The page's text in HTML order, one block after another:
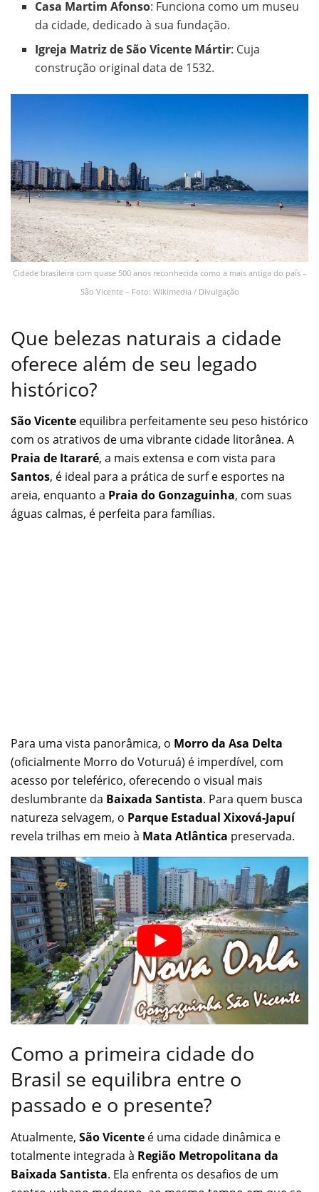
Casa Martim Afonso: Funciona como um museu
da cidade, dedicado à sua fundação.
Igreja Matriz de São Vicente Mártir: Cuja
construção original data de 1532.
Cidade brasileira com quase 500 anos reconhecida como a mais antiga do país –
São Vicente – Foto: Wikimedia / Divulgação
Que belezas naturais a cidade
oferece além de seu legado
histórico?
São Vicente equilibra perfeitamente seu peso histórico
com os atrativos de uma vibrante cidade litorânea. A
Praia de Itararé, a mais extensa e com vista para
Santos, é ideal para a prática de surf e esportes na
areia, enquanto a Praia do Gonzaguinha, com suas
águas calmas, é perfeita para famílias.
Para uma vista panorâmica, o Morro da Asa Delta
(oficialmente Morro do Voturuá) é imperdível, com
acesso por teleférico, oferecendo o visual mais
deslumbrante da Baixada Santista. Para quem busca
natureza selvagem, o Parque Estadual Xixová-Japuí
revela trilhas em meio à Mata Atlântica preservada.
Como a primeira cidade do
Brasil se equilibra entre o
passado e o presente?
Atualmente, São Vicente é uma cidade dinâmica e
totalmente integrada à Região Metropolitana da
Baixada Santista. Ela enfrenta os desafios de um